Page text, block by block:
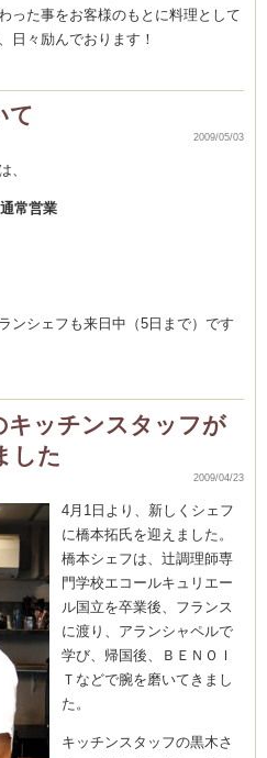
った事をお客様のもとに料理として
日々励んでおります！
て
2009/05/03
、
常営業
ンシェフも来日中（5日まで）です
キッチンスタッフが
した
2009/04/23
4月1日より、新しくシェフ
に橋本拓氏を迎えました。
橋本シェフは、辻調理師専
門学校エコールキュリエー
ル国立を卒業後、フランス
に渡り、アランシャペルで
学び、帰国後、ＢＥＮＯＩ
Ｔなどで腕を磨いてきまし
た。
キッチンスタッフの黒木さ